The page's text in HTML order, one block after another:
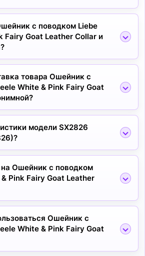
с поводком Liebe
Fairy Goat Leather Collar и
товара Ошейник с
White & Pink Fairy Goat
модели SX2826
на Ошейник с поводком
Pink Fairy Goat Leather
Ошейник с
White & Pink Fairy Goat